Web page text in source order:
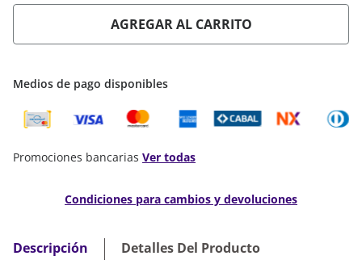
AGREGAR AL CARRITO
Medios de pago disponibles
Promociones bancarias Ver todas
Condiciones para cambios y devoluciones
Descripción Detalles Del Producto